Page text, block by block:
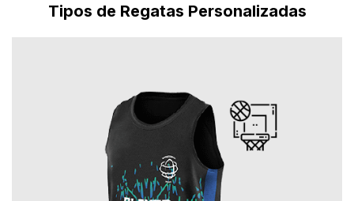
Tipos de Regatas Personalizadas